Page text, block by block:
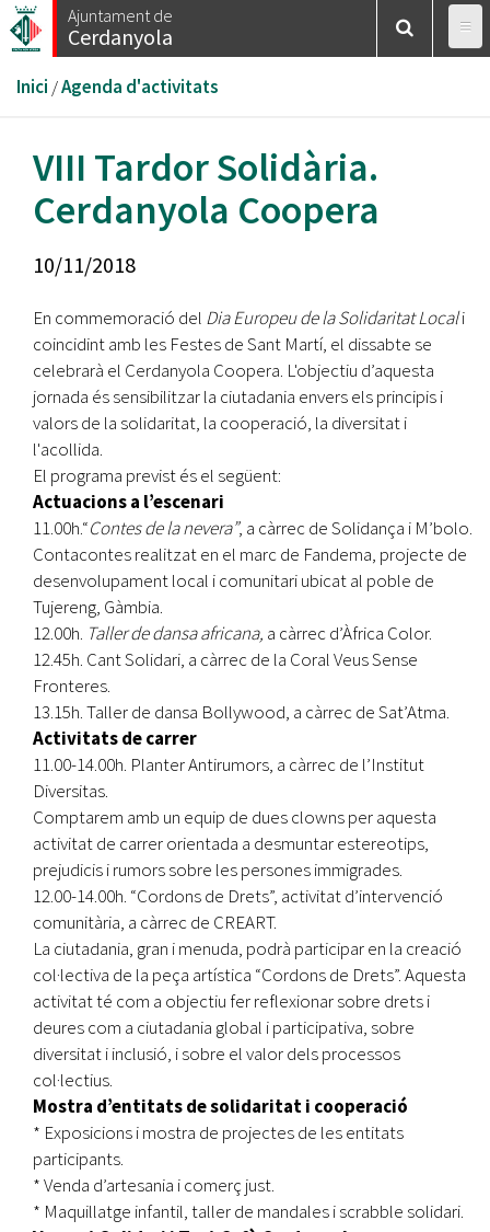
Vés
al
Ajuntament de
Cerdanyola
Esteu
aquí
Inici /Agenda d'activitats
VIII Tardor Solidària.
Cerdanyola Coopera
10/11/2018
En commemoració del Dia Europeu de la Solidaritat Locali
coincidint amb les Festes de Sant Martí, el dissabte se
celebrarà el Cerdanyola Coopera. L'objectiu d’aquesta
jornada és sensibilitzar la ciutadania envers els principis i
valors de la solidaritat, la cooperació, la diversitat i
l'acollida.
El programa previst és el següent:
Actuacions a l’escenari
11.00h.“Contes de la nevera”, a càrrec de Solidança i M’bolo.
Contacontes realitzat en el marc de Fandema, projecte de
desenvolupament local i comunitari ubicat al poble de
Tujereng, Gàmbia.
12.00h. Taller de dansa africana, a càrrec d’Àfrica Color.
12.45h. Cant Solidari, a càrrec de la Coral Veus Sense
Fronteres.
13.15h. Taller de dansa Bollywood, a càrrec de Sat’Atma.
Activitats de carrer
11.00-14.00h. Planter Antirumors, a càrrec de l’Institut
Diversitas.
Comptarem amb un equip de dues clowns per aquesta
activitat de carrer orientada a desmuntar estereotips,
prejudicis i rumors sobre les persones immigrades.
12.00-14.00h. “Cordons de Drets”, activitat d’intervenció
comunitària, a càrrec de CREART.
La ciutadania, gran i menuda, podrà participar en la creació
col·lectiva de la peça artística “Cordons de Drets”. Aquesta
activitat té com a objectiu fer reflexionar sobre drets i
deures com a ciutadania global i participativa, sobre
diversitat i inclusió, i sobre el valor dels processos
col·lectius.
Mostra d’entitats de solidaritat i cooperació
* Exposicions i mostra de projectes de les entitats
participants.
* Venda d’artesania i comerç just.
* Maquillatge infantil, taller de mandales i scrabble solidari.